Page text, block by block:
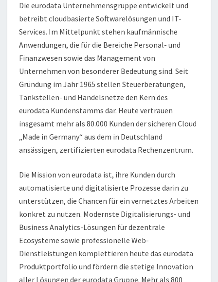
Die eurodata Unternehmensgruppe entwickelt und
betreibt cloudbasierte Softwarelösungen und IT-
Services. Im Mittelpunkt stehen kaufmännische
Anwendungen, die für die Bereiche Personal- und
Finanzwesen sowie das Management von
Unternehmen von besonderer Bedeutung sind. Seit
Gründung im Jahr 1965 stellen Steuerberatungen,
Tankstellen- und Handelsnetze den Kern des
eurodata Kundenstamms dar. Heute vertrauen
insgesamt mehr als 80.000 Kunden der sicheren Cloud
„Made in Germany“ aus dem in Deutschland
ansässigen, zertifizierten eurodata Rechenzentrum.
Die Mission von eurodata ist, ihre Kunden durch
automatisierte und digitalisierte Prozesse darin zu
unterstützen, die Chancen für ein vernetztes Arbeiten
konkret zu nutzen. Modernste Digitalisierungs- und
Business Analytics-Lösungen für dezentrale
Ecosysteme sowie professionelle Web-
Dienstleistungen komplettieren heute das eurodata
Produktportfolio und fördern die stetige Innovation
aller Lösungen der eurodata Gruppe. Mehr als 800